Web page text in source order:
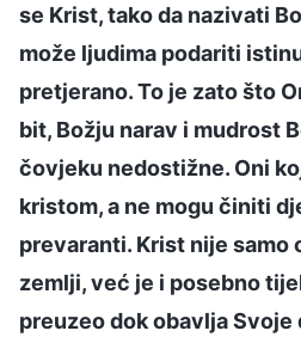
se Krist, tako da nazivati
može ljudima podariti
pretjerano. To je zato što
bit, Božju narav i mudrost
čovjeku nedostižne. Oni
kristom, a ne mogu činiti
prevaranti. Krist nije samo
zemlji, već je i posebno
preuzeo dok obavlja Svoje